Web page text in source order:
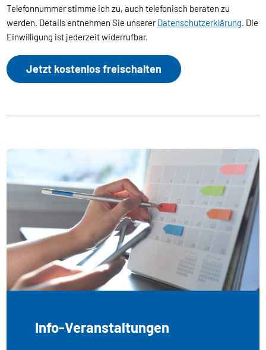
Telefonnummer stimme ich zu, auch telefonisch beraten zu
werden. Details entnehmen Sie unsererDatenschutzerklärung. Die
Einwilligung ist jederzeit widerrufbar.
Jetzt kostenlos freischalten
Info-Veranstaltungen